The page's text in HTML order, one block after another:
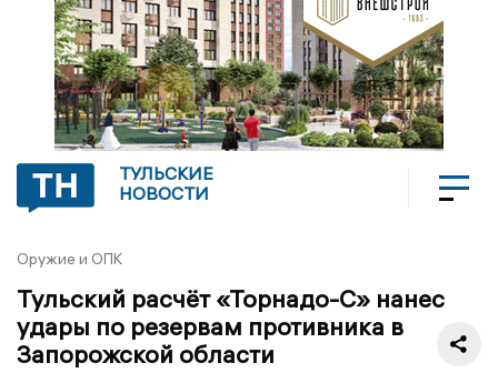
ТУЛЬСКИЕ
НОВОСТИ
Оружие и ОПК
Тульский расчёт «Торнадо-С» нанес
удары по резервам противника в
Запорожской области